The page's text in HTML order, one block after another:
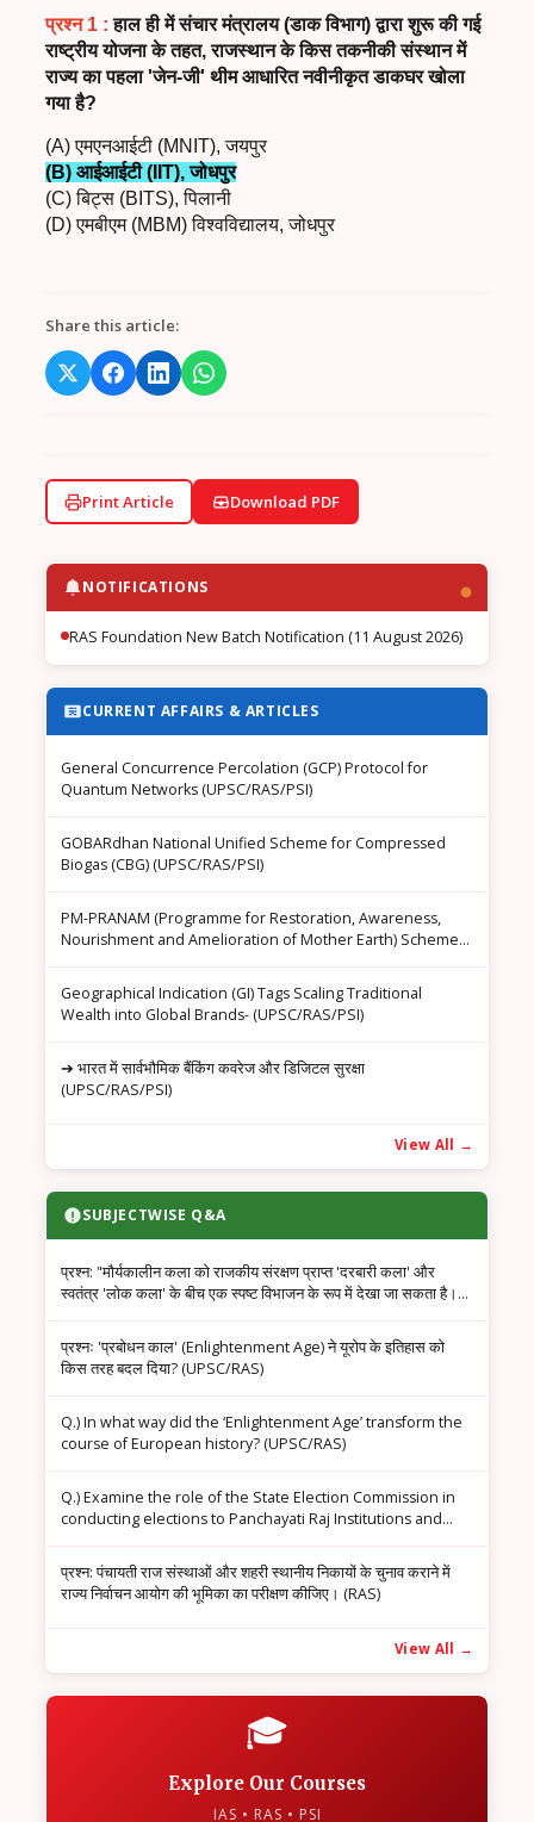
प्रश्न1 : हाल ही में संचार मंत्रालय (डाक विभाग) द्वारा शुरू की गई
राष्ट्रीय योजना के तहत,राजस्थान के किस तकनीकी संस्थान में
राज्य का पहला'जेन-जी' थीम आधारित नवीनीकृत डाकघर खोला
गया है?
(A) एमएनआईटी (MNIT), जयपुर
(B) आईआईटी (IIT), जोधपुर
(C) बिट्स (BITS), पिलानी
(D) एमबीएम (MBM) विश्वविद्यालय, जोधपुर
Share this article:
Print Article Download PDF
NOTIFICATIONS
RAS Foundation New Batch Notification (11 August 2026)
CURRENT AFFAIRS & ARTICLES
General Concurrence Percolation (GCP) Protocol for
Quantum Networks (UPSC/RAS/PSI)
GOBARdhan National Unified Scheme for Compressed
Biogas (CBG) (UPSC/RAS/PSI)
PM-PRANAM (Programme for Restoration, Awareness,
Nourishment and Amelioration of Mother Earth) Scheme
Geographical Indication (GI) Tags Scaling Traditional
Wealth into Global Brands- (UPSC/RAS/PSI)
➔ भारत में सार्वभौमिक बैंकिंग कवरेज और डिजिटल सुरक्षा
(UPSC/RAS/PSI)
View All →
SUBJECTWISE Q&A
प्रश्न: ​"मौर्यकालीन कला को राजकीय संरक्षण प्राप्त 'दरबारी कला' और
स्वतंत्र 'लोक कला' के बीच एक स्पष्ट विभाजन के रूप में देखा जा सकता है।"
प्रश्नः 'प्रबोधन काल' (Enlightenment Age) ने यूरोप के इतिहास को
किस तरह बदल दिया? (UPSC/RAS)
Q.) In what way did the ‘Enlightenment Age’ transform the
course of European history? (UPSC/RAS)
Q.) Examine the role of the State Election Commission in
conducting elections to Panchayati Raj Institutions and
प्रश्न: पंचायती राज संस्थाओं और शहरी स्थानीय निकायों के चुनाव कराने में
राज्य निर्वाचन आयोग की भूमिका का परीक्षण कीजिए। (RAS)
View All →
🎓
Explore Our Courses
IAS • RAS • PSI